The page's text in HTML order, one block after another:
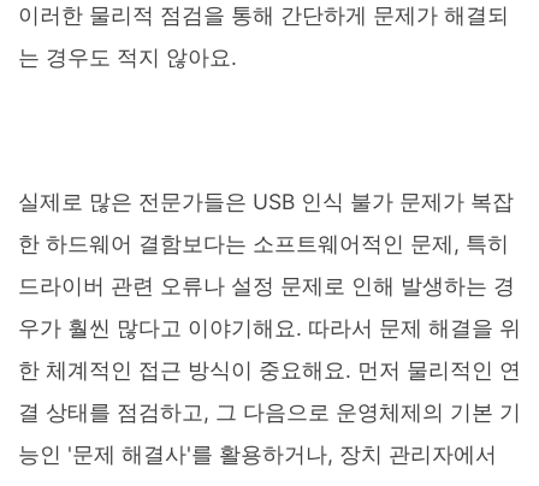
이러한 물리적 점검을 통해 간단하게 문제가 해결되
는 경우도 적지 않아요.
실제로 많은 전문가들은 USB 인식 불가 문제가 복잡
한 하드웨어 결함보다는 소프트웨어적인 문제, 특히
드라이버 관련 오류나 설정 문제로 인해 발생하는 경
우가 훨씬 많다고 이야기해요. 따라서 문제 해결을 위
한 체계적인 접근 방식이 중요해요. 먼저 물리적인 연
결 상태를 점검하고, 그 다음으로 운영체제의 기본 기
능인 '문제 해결사'를 활용하거나, 장치 관리자에서